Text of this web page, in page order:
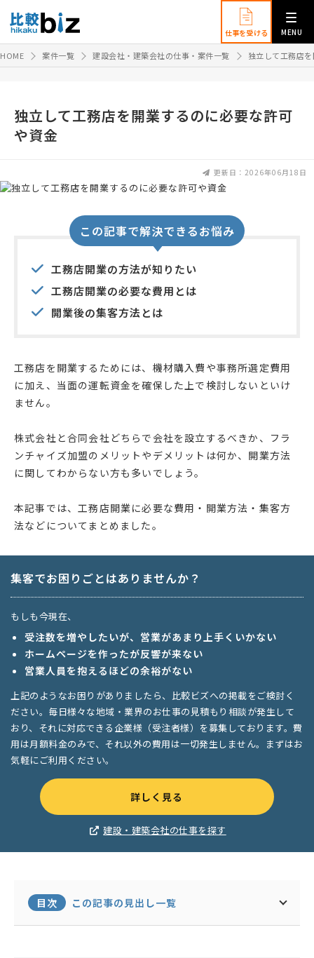
仕事を受ける MENU
HOME 案件一覧 建設会社・建築会社の仕事・案件一覧 独立して工務店
独立して工務店を開業するのに必要な許可
や資金
更新日：2026年06月18日
この記事で解決できるお悩み
工務店開業の方法が知りたい
工務店開業の必要な費用とは
開業後の集客方法とは
工務店を開業するためには、機材購入費や事務所選定費用
に加え、当面の運転資金を確保した上で検討しないといけ
ません。
株式会社と合同会社どちらで会社を設立するべきか、フラ
ンチャイズ加盟のメリットやデメリットは何か、開業方法
に関してわからない方も多いでしょう。
本記事では、工務店開業に必要な費用・開業方法・集客方
法などについてまとめました。
集客でお困りごとはありませんか？
もしも今現在、
受注数を増やしたいが、営業があまり上手くいかない
ホームページを作ったが反響が来ない
営業人員を抱えるほどの余裕がない
上記のようなお困りがありましたら、比較ビズへの掲載をご検討く
ださい。毎日様々な地域・業界のお仕事の見積もり相談が発生して
おり、それに対応できる企業様（受注者様）を募集しております。費
用は月額料金のみで、それ以外の費用は一切発生しません。まずはお
気軽にご利用ください。
詳しく見る
建設・建築会社の仕事を探す
目次 この記事の見出し一覧